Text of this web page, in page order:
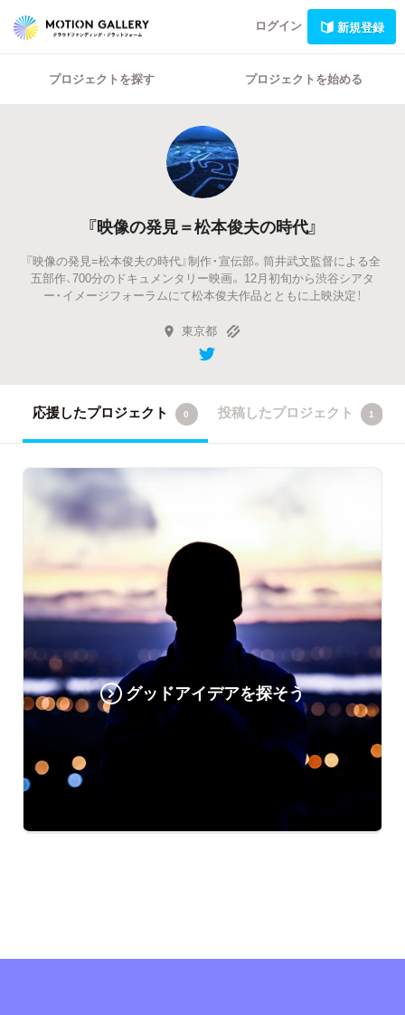
ログイン 新規登録
プロジェクトを探す プロジェクトを始める
『映像の発見＝松本俊夫の時代』
『映像の発見=松本俊夫の時代』制作・宣伝部。筒井武文監督による全
五部作、700分のドキュメンタリー映画。 12月初旬から渋谷シアタ
ー・イメージフォーラムにて松本俊夫作品とともに上映決定！
東京都
応援したプロジェクト 0 投稿したプロジェクト 1
グッドアイデアを探そう